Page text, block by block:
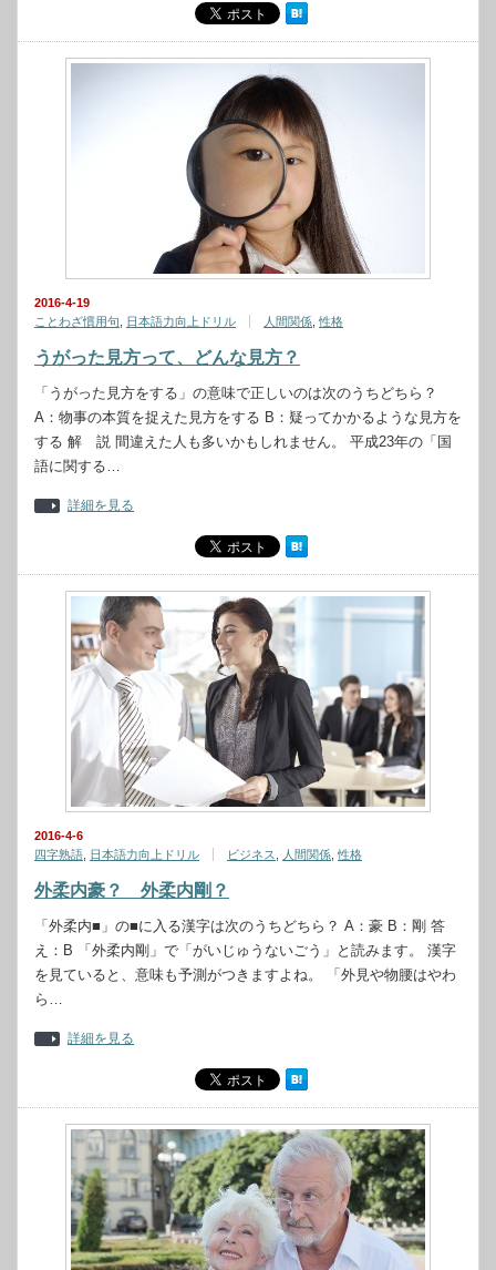
2016-4-19
ことわざ慣用句
日本語力向上ドリル 人間関係 ,性格
うがった見方って、どんな見方？
「うがった見方をする」の意味で正しいのは次のうちどちら？
A：物事の本質を捉えた見方をする B：疑ってかかるような見方を
する 解 説 間違えた人も多いかもしれません。 平成23年の「国
語に関する…
詳細を見る
2016-4-6
四字熟語 日本語力向上ドリル ビジネス 人間関係 ,性格
外柔内豪？ 外柔内剛？
「外柔内■」の■に入る漢字は次のうちどちら？ A：豪 B：剛 答
え：B 「外柔内剛」で「がいじゅうないごう」と読みます。 漢字
を見ていると、意味も予測がつきますよね。 「外見や物腰はやわ
ら…
詳細を見る